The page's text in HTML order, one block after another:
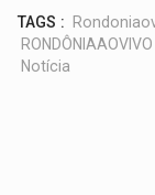
TAGS :
RONDÔNIAAOVIVO
Notícia